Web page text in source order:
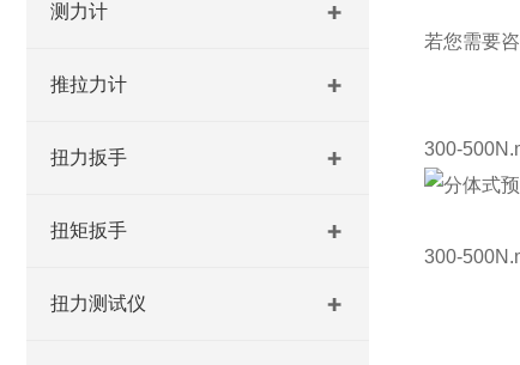
测力计
推拉力计
扭力扳手
扭矩扳手
扭力测试仪
若您需要
300-
300-